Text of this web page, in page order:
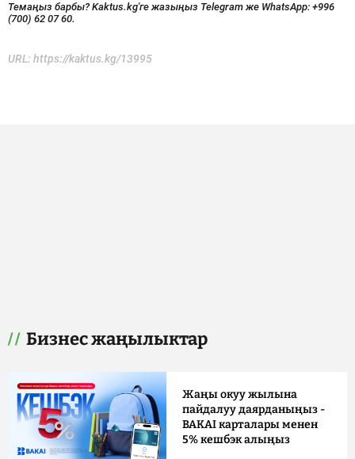
Темаңыз барбы? Kaktus.kg'ге жазыңыз Telegram же WhatsApp: +996
(700) 62 07 60.
URL: https://kaktus.kg/13995
Бизнес жаңылыктар
Жаңы окуу жылына
пайдалуу даярданыңыз -
BAKAI карталары менен
5% кешбэк алыңыз